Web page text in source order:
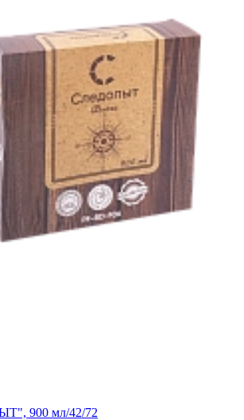
900 мл/42/72